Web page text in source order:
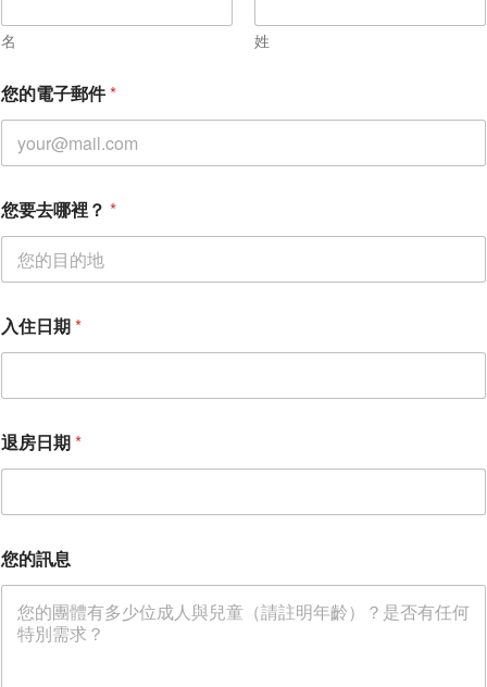
名 姓
住
日
姓
*
您的電子郵件*
您要去哪裡？ *
入住日期*
退房日期*
您的訊息